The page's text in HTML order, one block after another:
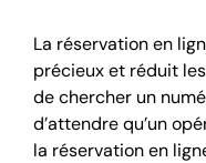
La réservation en
précieux et réduit
de chercher un
d’attendre qu’un
la réservation en